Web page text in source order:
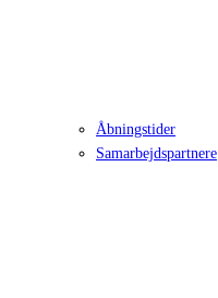
Åbningstider
Samarbejdspartnere